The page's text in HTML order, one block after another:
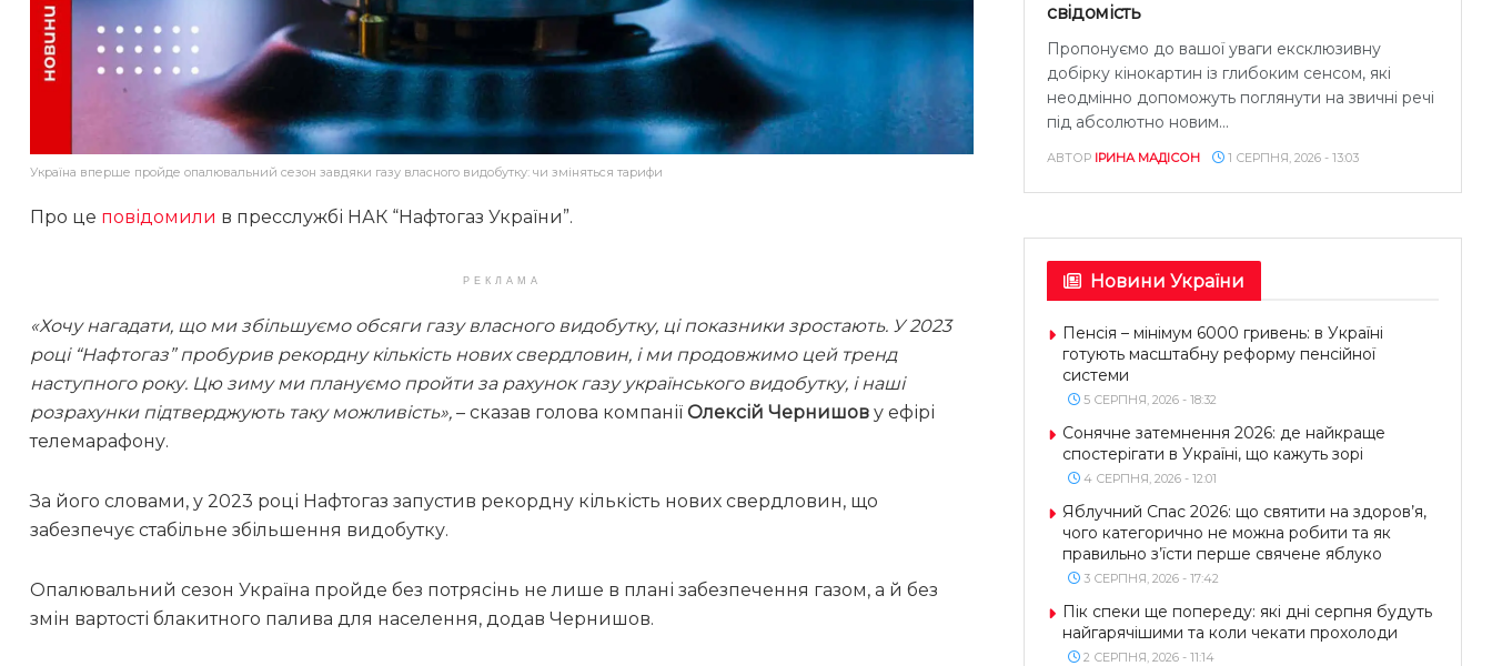
Україна вперше пройде опалювальний сезон завдяки газу власного видобутку: чи зміняться тарифи
Про це повідомили в пресслужбі НАК “Нафтогаз України”.
РЕКЛАМА
«Хочу нагадати, що ми збільшуємо обсяги газу власного видобутку, ці показники зростають. У 2023
році “Нафтогаз” пробурив рекордну кількість нових свердловин, і ми продовжимо цей тренд
наступного року. Цю зиму ми плануємо пройти за рахунок газу українського видобутку, і наші
розрахунки підтверджують таку можливість», – сказав голова компанії Олексій Чернишов у ефірі
телемарафону.
За його словами, у 2023 році Нафтогаз запустив рекордну кількість нових свердловин, що
забезпечує стабільне збільшення видобутку.
Опалювальний сезон Україна пройде без потрясінь не лише в плані забезпечення газом, а й без
змін вартості блакитного палива для населення, додав Чернишов.
свідомість
Пропонуємо до вашої уваги ексклюзивну
добірку кінокартин із глибоким сенсом, які
неодмінно допоможуть поглянути на звичні речі
під абсолютно новим...
АВТОР ІРИНА МАДІСОН 1 СЕРПНЯ, 2026 - 13:03
Новини України
Пенсія – мінімум 6000 гривень: в Україні
готують масштабну реформу пенсійної
системи
5 СЕРПНЯ, 2026 - 18:32
Сонячне затемнення 2026: де найкраще
спостерігати в Україні, що кажуть зорі
4 СЕРПНЯ, 2026 - 12:01
Яблучний Спас 2026: що святити на здоров’я,
чого категорично не можна робити та як
правильно з’їсти перше свячене яблуко
3 СЕРПНЯ, 2026 - 17:42
Пік спеки ще попереду: які дні серпня будуть
найгарячішими та коли чекати прохолоди
2 СЕРПНЯ, 2026 - 11:14